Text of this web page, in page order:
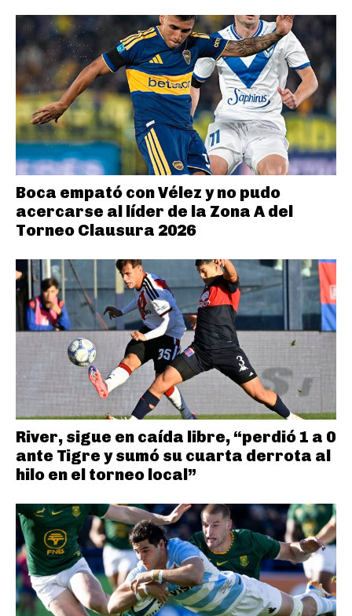
Boca empató con Vélez y no pudo
acercarse al líder de la Zona A del
Torneo Clausura 2026
River, sigue en caída libre, “perdió 1 a 0
ante Tigre y sumó su cuarta derrota al
hilo en el torneo local”